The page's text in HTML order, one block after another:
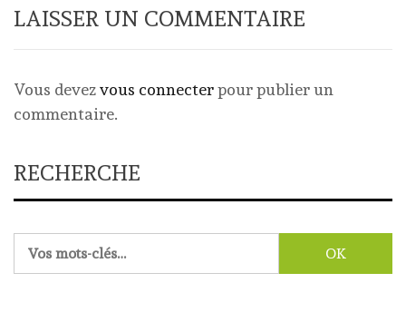
LAISSER UN COMMENTAIRE
Vous devezvous connecterpour publier un
commentaire.
RECHERCHE